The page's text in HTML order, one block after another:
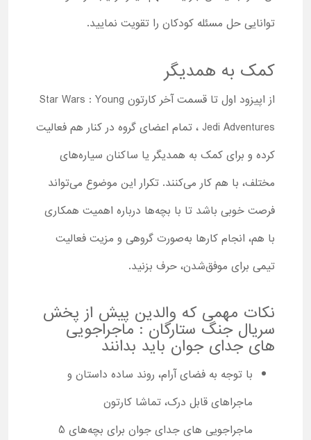
توانایی حل مسئله کودکان را تقویت نمایید.
کمک به همدیگر
از اپیزود اول تا قسمت آخر کارتون Star Wars : Young
Jedi Adventures ، تمام اعضای گروه در کنار هم فعالیت
کرده و برای کمک به همدیگر یا ساکنان سیاره‌های
مختلف، با هم کار می‌کنند. تکرار این موضوع می‌تواند
فرصت خوبی باشد تا با بچه‌ها درباره اهمیت همکاری
با هم، انجام کارها به‌صورت گروهی و مزیت فعالیت
تیمی برای موفق‌شدن، حرف بزنید.
نکات مهمی که والدین پیش از پخش
سریال جنگ ستارگان : ماجراجویی
های جدای جوان باید بدانند
با توجه به فضای آرام، روند ساده داستان و
ماجراهای قابل درک، تماشا کارتون
ماجراجویی های جدای جوان برای بچه‌های 5